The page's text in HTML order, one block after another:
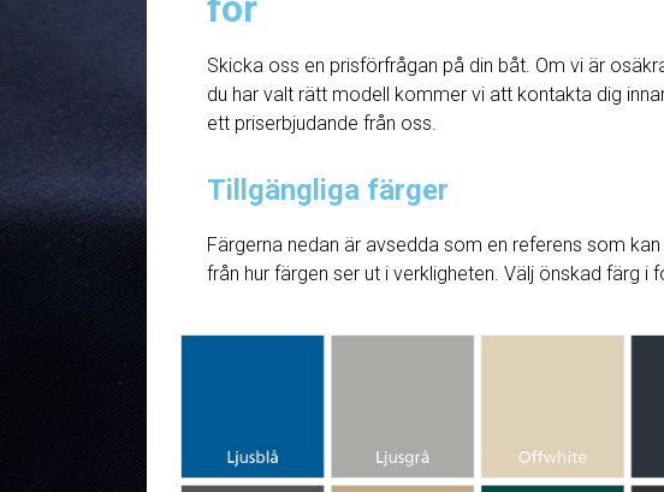
Skicka oss en prisförfrågan på din båt. Om vi ​​är
du har valt rätt modell kommer vi att kontakta dig
ett priserbjudande från oss.
Tillgängliga färger
Färgerna nedan är avsedda som en referens som kan
från hur färgen ser ut i verkligheten. Välj önskad färg i